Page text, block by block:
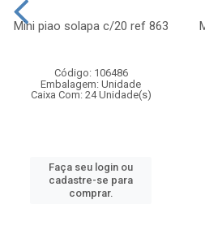
Mini piao solapa c/20 ref 863
Código: 106486
Embalagem: Unidade
Caixa Com: 24 Unidade(s)
Faça seu login ou
cadastre-se para
comprar.